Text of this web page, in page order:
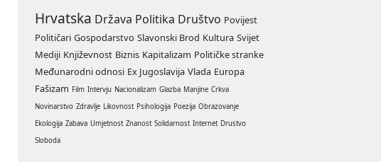
Hrvatska Država Politika Društvo Povijest
Političari Gospodarstvo Slavonski Brod Kultura Svijet
Mediji Književnost Biznis Kapitalizam Političke stranke
Međunarodni odnosi Ex Jugoslavija Vlada Europa
Fašizam Film Intervju Nacionalizam Glazba Manjine Crkva
Novinarstvo Zdravlje Likovnost Psihologija Poezija Obrazovanje
Ekologija Zabava Umjetnost Znanost Solidarnost Internet Drustvo
Sloboda